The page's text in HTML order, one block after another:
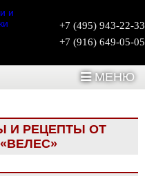
+7 (495) 943-22-33
+7 (916) 649-05-05
МЕНЮ
И РЕЦЕПТЫ ОТ